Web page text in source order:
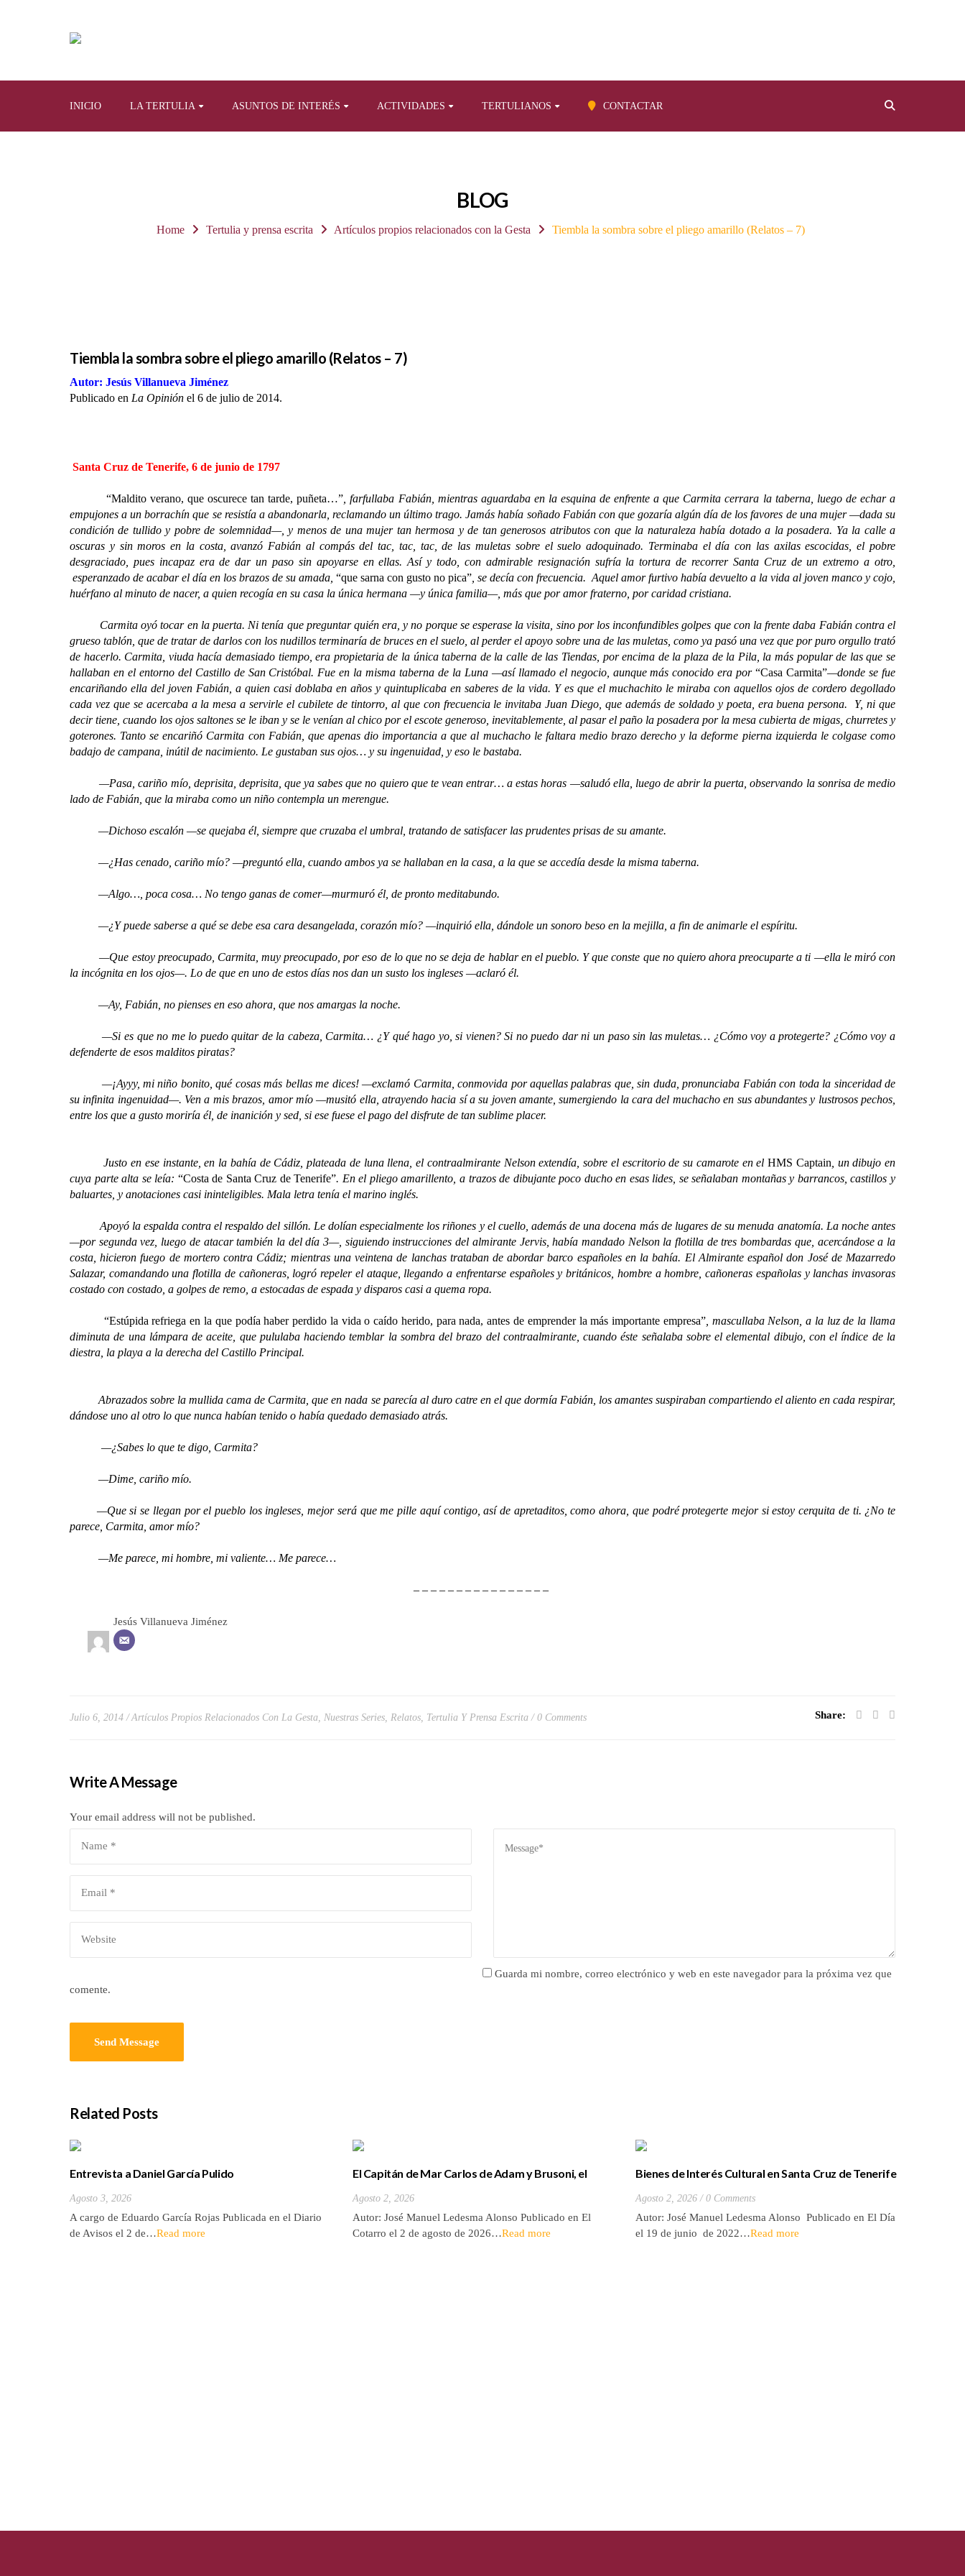
INICIO LA TERTULIA ASUNTOS DE INTERÉS ACTIVIDADES TERTULIANOS CONTACTAR
BLOG
Home Tertulia y prensa escrita Artículos propios relacionados con la Gesta Tiembla la sombra sobre el pliego amarillo (Relatos – 7)
Tiembla la sombra sobre el pliego amarillo (Relatos – 7)
Autor: Jesús Villanueva Jiménez
Publicado en La Opinión el 6 de julio de 2014.
Santa Cruz de Tenerife, 6 de junio de 1797
“Maldito verano, que oscurece tan tarde, puñeta…” , farfullaba Fabián, mientras aguardaba en la esquina de enfrente a que Carmita cerrara la taberna, luego de echar a
empujones a un borrachín que se resistía a abandonarla, reclamando un último trago. Jamás había soñado Fabián con que gozaría algún día de los favores de una mujer —dada su
condición de tullido y pobre de solemnidad—, y menos de una mujer tan hermosa y de tan generosos atributos con que la naturaleza había dotado a la posadera. Ya la calle a
oscuras y sin moros en la costa, avanzó Fabián al compás del tac, tac, tac, de las muletas sobre el suelo adoquinado. Terminaba el día con las axilas escocidas, el pobre
desgraciado, pues incapaz era de dar un paso sin apoyarse en ellas. Así y todo, con admirable resignación sufría la tortura de recorrer Santa Cruz de un extremo a otro,
esperanzado de acabar el día en los brazos de su amada, “que sarna con gusto no pica” , se decía con frecuencia. Aquel amor furtivo había devuelto a la vida al joven manco y cojo,
huérfano al minuto de nacer, a quien recogía en su casa la única hermana —y única familia—, más que por amor fraterno, por caridad cristiana.
Carmita oyó tocar en la puerta. Ni tenía que preguntar quién era, y no porque se esperase la visita, sino por los inconfundibles golpes que con la frente daba Fabián contra el
grueso tablón, que de tratar de darlos con los nudillos terminaría de bruces en el suelo, al perder el apoyo sobre una de las muletas, como ya pasó una vez que por puro orgullo trató
de hacerlo. Carmita, viuda hacía demasiado tiempo, era propietaria de la única taberna de la calle de las Tiendas, por encima de la plaza de la Pila, la más popular de las que se
hallaban en el entorno del Castillo de San Cristóbal. Fue en la misma taberna de la Luna —así llamado el negocio, aunque más conocido era por“Casa Carmita”—donde se fue
encariñando ella del joven Fabián, a quien casi doblaba en años y quintuplicaba en saberes de la vida. Y es que el muchachito le miraba con aquellos ojos de cordero degollado
cada vez que se acercaba a la mesa a servirle el cubilete de tintorro, al que con frecuencia le invitaba Juan Diego, que además de soldado y poeta, era buena persona. Y, ni que
decir tiene, cuando los ojos saltones se le iban y se le venían al chico por el escote generoso, inevitablemente, al pasar el paño la posadera por la mesa cubierta de migas, churretes y
goterones. Tanto se encariñó Carmita con Fabián, que apenas dio importancia a que al muchacho le faltara medio brazo derecho y la deforme pierna izquierda le colgase como
badajo de campana, inútil de nacimiento. Le gustaban sus ojos… y su ingenuidad, y eso le bastaba.
—Pasa, cariño mío, deprisita, deprisita, que ya sabes que no quiero que te vean entrar… a estas horas —saludó ella, luego de abrir la puerta, observando la sonrisa de medio
lado de Fabián, que la miraba como un niño contempla un merengue.
—Dichoso escalón —se quejaba él, siempre que cruzaba el umbral, tratando de satisfacer las prudentes prisas de su amante.
—¿Has cenado, cariño mío? —preguntó ella, cuando ambos ya se hallaban en la casa, a la que se accedía desde la misma taberna.
—Algo…, poca cosa… No tengo ganas de comer—murmuró él, de pronto meditabundo.
—¿Y puede saberse a qué se debe esa cara desangelada, corazón mío? —inquirió ella, dándole un sonoro beso en la mejilla, a fin de animarle el espíritu.
—Que estoy preocupado, Carmita, muy preocupado, por eso de lo que no se deja de hablar en el pueblo. Y que conste que no quiero ahora preocuparte a ti —ella le miró con
la incógnita en los ojos—. Lo de que en uno de estos días nos dan un susto los ingleses —aclaró él.
—Ay, Fabián, no pienses en eso ahora, que nos amargas la noche.
—Si es que no me lo puedo quitar de la cabeza, Carmita… ¿Y qué hago yo, si vienen? Si no puedo dar ni un paso sin las muletas… ¿Cómo voy a protegerte? ¿Cómo voy a
defenderte de esos malditos piratas?
—¡Ayyy, mi niño bonito, qué cosas más bellas me dices! —exclamó Carmita, conmovida por aquellas palabras que, sin duda, pronunciaba Fabián con toda la sinceridad de
su infinita ingenuidad—. Ven a mis brazos, amor mío —musitó ella, atrayendo hacia sí a su joven amante, sumergiendo la cara del muchacho en sus abundantes y lustrosos pechos,
entre los que a gusto moriría él, de inanición y sed, si ese fuese el pago del disfrute de tan sublime placer.
Justo en ese instante, en la bahía de Cádiz, plateada de luna llena, el contraalmirante Nelson extendía, sobre el escritorio de su camarote en elHMS Captain , un dibujo en
cuya parte alta se leía: “Costa de Santa Cruz de Tenerife”. En el pliego amarillento, a trazos de dibujante poco ducho en esas lides, se señalaban montañas y barrancos, castillos y
baluartes, y anotaciones casi ininteligibles. Mala letra tenía el marino inglés.
Apoyó la espalda contra el respaldo del sillón. Le dolían especialmente los riñones y el cuello, además de una docena más de lugares de su menuda anatomía. La noche antes
—por segunda vez, luego de atacar también la del día 3—, siguiendo instrucciones del almirante Jervis, había mandado Nelson la flotilla de tres bombardas que, acercándose a la
costa, hicieron fuego de mortero contra Cádiz; mientras una veintena de lanchas trataban de abordar barco españoles en la bahía. El Almirante español don José de Mazarredo
Salazar, comandando una flotilla de cañoneras, logró repeler el ataque, llegando a enfrentarse españoles y británicos, hombre a hombre, cañoneras españolas y lanchas invasoras
costado con costado, a golpes de remo, a estocadas de espada y disparos casi a quema ropa.
“Estúpida refriega en la que podía haber perdido la vida o caído herido, para nada, antes de emprender la más importante empresa”, mascullaba Nelson, a la luz de la llama
diminuta de una lámpara de aceite, que pululaba haciendo temblar la sombra del brazo del contraalmirante, cuando éste señalaba sobre el elemental dibujo, con el índice de la
diestra, la playa a la derecha del Castillo Principal.
Abrazados sobre la mullida cama de Carmita, que en nada se parecía al duro catre en el que dormía Fabián, los amantes suspiraban compartiendo el aliento en cada respirar,
dándose uno al otro lo que nunca habían tenido o había quedado demasiado atrás.
—¿Sabes lo que te digo, Carmita?
—Dime, cariño mío.
—Que si se llegan por el pueblo los ingleses, mejor será que me pille aquí contigo, así de apretaditos, como ahora, que podré protegerte mejor si estoy cerquita de ti. ¿No te
parece, Carmita, amor mío?
—Me parece, mi hombre, mi valiente… Me parece…
– – – – – – – – – – – – – – – –
Jesús Villanueva Jiménez
Julio 6, 2014 Artículos Propios Relacionados Con La Gesta Nuestras Series Relatos Tertulia Y Prensa Escrita 0 Comments Share:
Write A Message
Your email address will not be published.
Guarda mi nombre, correo electrónico y web en este navegador para la próxima vez que
comente.
Related Posts
Entrevista a Daniel García Pulido
Agosto 3, 2026
A cargo de Eduardo García Rojas Publicada en el Diario
de Avisos el 2 de…Read more
El Capitán de Mar Carlos de Adam y Brusoni, el
Agosto 2, 2026
Autor: José Manuel Ledesma Alonso Publicado en El
Cotarro el 2 de agosto de 2026…Read more
Bienes de Interés Cultural en Santa Cruz de Tenerife
Agosto 2, 2026 0 Comments
Autor: José Manuel Ledesma Alonso Publicado en El Día
el 19 de junio de 2022…Read more